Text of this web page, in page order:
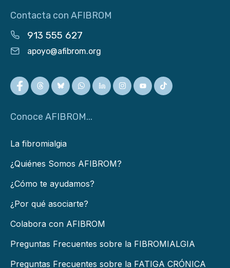
Contacta con AFIBROM
913 555 627
apoyo@afibrom.org
Conoce AFIBROM...
La fibromialgia
¿Quiénes Somos AFIBROM?
¿Cómo te ayudamos?
¿Por qué asociarte?
Colabora con AFIBROM
Preguntas Frecuentes sobre la FIBROMIALGIA
Preguntas Frecuentes sobre la FATIGA CRÓNICA